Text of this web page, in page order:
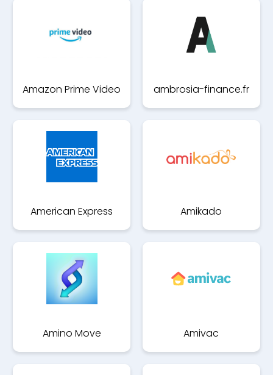
Amazon Prime Video ambrosia-finance.fr
American Express Amikado
Amino Move Amivac